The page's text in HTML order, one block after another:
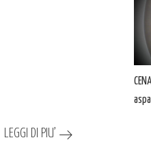
LEGGI DI PIU’